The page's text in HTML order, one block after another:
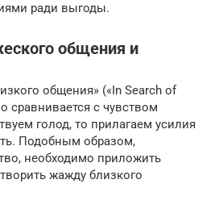
ради выгоды.
общения и
общения» («In Search of
сравнивается с чувством
голод, то прилагаем усилия
Подобным образом,
необходимо приложить
жажду близкого